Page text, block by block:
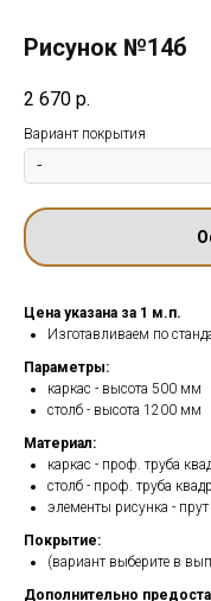
Рисунок №14б
2 670 р.
Вариант покрытия
Цена указана за 1 м.п.
Изготавливаем по
Параметры:
каркас - высота 500 мм
столб - высота 1200 мм
Материал:
каркас - проф. труба
столб - проф. труба
элементы рисунка -
Покрытие:
(вариант выберите в
Дополнительно